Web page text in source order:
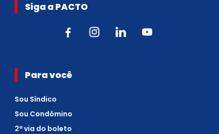
Siga a PACTO
Para você
Sou Síndico
Sou Condômino
2ª via do boleto